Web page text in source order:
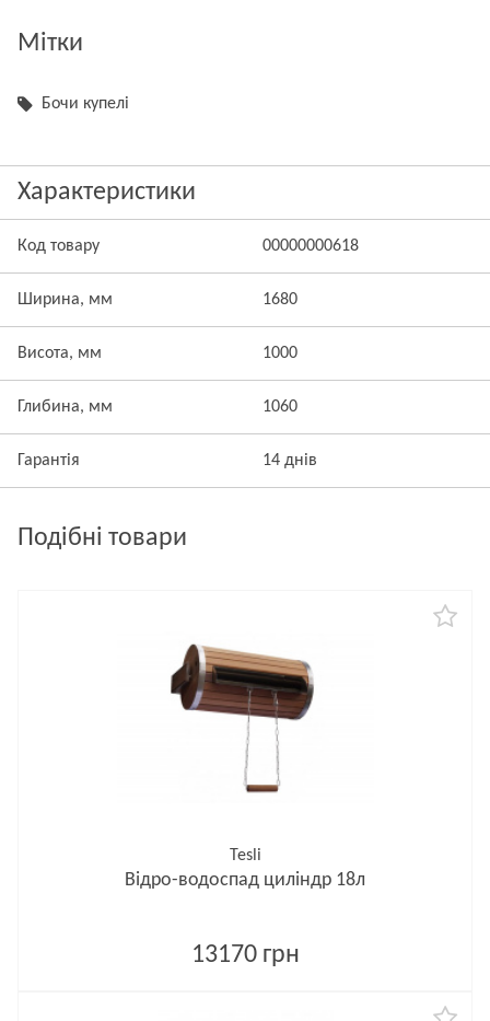
Мітки
Бочи купелі
Характеристики
Код товару 00000000618
Ширина, мм 1680
Висота, мм 1000
Глибина, мм 1060
Гарантія 14 днів
Подібні товари
Tesli
Відро-водоспад циліндр 18л
13170 грн